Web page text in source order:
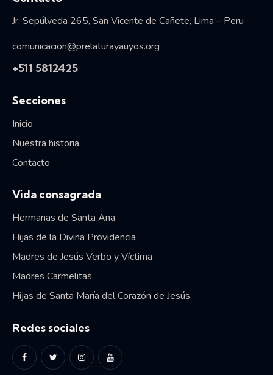
Jr. Sepúlveda 265, San Vicente de Cañete, Lima – Peru
comunicacion@prelaturayauyos.org
+511 5812425
Secciones
Inicio
Nuestra historia
Contacto
Vida consagrada
Hermanas de Santa Ana
Hijas de la Divina Providencia
Madres de Jesús Verbo y Víctima
Madres Carmelitas
Hijas de Santa María del Corazón de Jesús
Redes sociales